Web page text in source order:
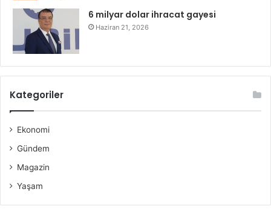
6 milyar dolar ihracat gayesi
Haziran 21, 2026
Kategoriler
Ekonomi
Gündem
Magazin
Yaşam